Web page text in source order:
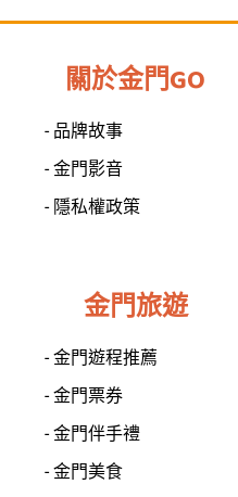
關於金門GO
- 品牌故事
- 金門影音
- 隱私權政策
金門旅遊
- 金門遊程推薦
- 金門票券
- 金門伴手禮
- 金門美食